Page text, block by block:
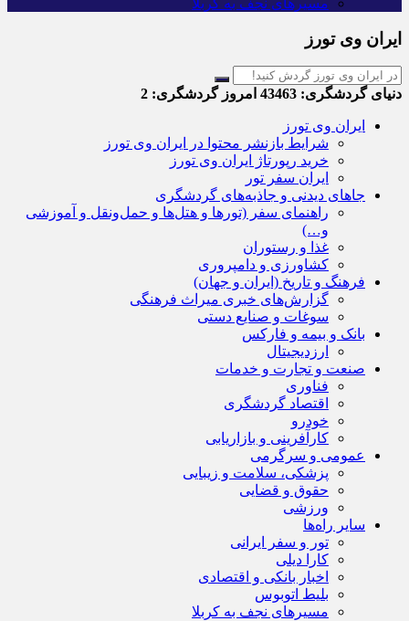
مسیرهای نجف به کربلا
ایران وی تورز
دنیای گردشگری: امروز گردشگری:
ایران وی تورز
شرایط بازنشر محتوا در ایران وی تورز
خرید رپورتاژ ایران وی تورز
ایران سفر تور
جاهای دیدنی و جاذبه‌های گردشگری
راهنمای سفر (تورها و هتل‌ها و حمل‌و‌نقل و آموزشی
و…)
غذا و رستوران
کشاورزی و دامپروری
فرهنگ و تاریخ (ایران و جهان)
گزارش‌های خبری میراث فرهنگی
سوغات و صنایع دستی
بانک و بیمه و فارکس
ارزدیجیتال
صنعت و تجارت و خدمات
فناوری
اقتصاد گردشگری
خودرو
کارآفرینی و بازاریابی
عمومی و سرگرمی
پزشکی، سلامت و زیبایی
حقوق و قضایی
ورزشی
سایر راه‌ها
تور و سفر ایرانی
کارا دیلی
اخبار بانکی و اقتصادی
بلیط اتوبوس
مسیرهای نجف به کربلا